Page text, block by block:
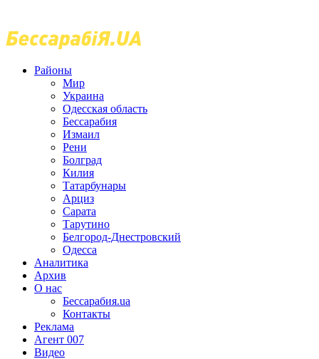
Районы
Мир
Украина
Одесская область
Бессарабия
Измаил
Рени
Болград
Килия
Татарбунары
Арциз
Сарата
Тарутино
Белгород-Днестровский
Одесса
Аналитика
Архив
О нас
Бессарабия.ua
Контакты
Реклама
Агент 007
Видео